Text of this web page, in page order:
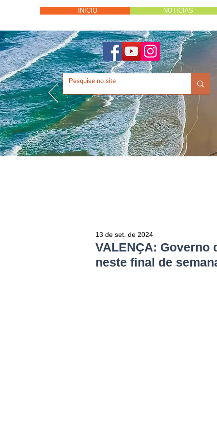
INÍCIO NOTÍCIAS
VALENÇA: Governo
neste final de
13 de set. de 2024